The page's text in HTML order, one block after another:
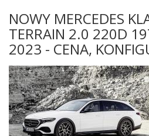
NOWY MERCEDES
TERRAIN 2.0 220D
2023 - CENA,